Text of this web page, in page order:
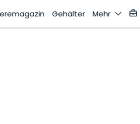
Gehälter Mehr